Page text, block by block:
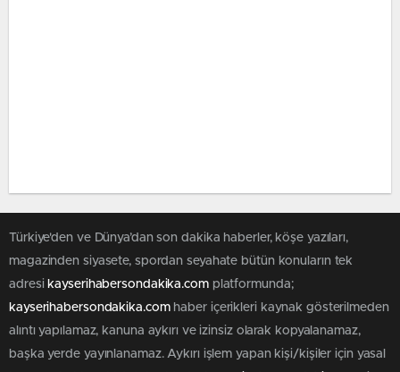
Türkiye'den ve Dünya’dan son dakika haberler, köşe yazıları,
magazinden siyasete, spordan seyahate bütün konuların tek
adresi kayserihabersondakika.complatformunda;
kayserihabersondakika.comhaber içerikleri kaynak gösterilmeden
alıntı yapılamaz, kanuna aykırı ve izinsiz olarak kopyalanamaz,
başka yerde yayınlanamaz. Aykırı işlem yapan kişi/kişiler için yasal